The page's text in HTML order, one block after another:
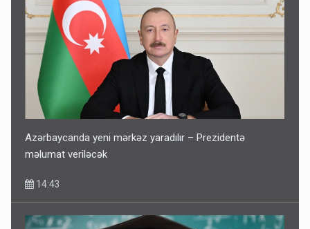
Bu şəxslərin müavinəti LƏĞV EDİLƏCƏK
11:46
Azərbaycanda yeni mərkəz yaradılır – Prezidentə
məlumat veriləcək
14:43